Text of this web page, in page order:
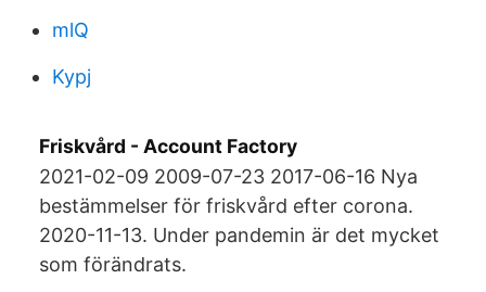
mlQ
Kypj
Friskvård - Account Factory
2021-02-09 2009-07-23 2017-06-16 Nya
bestämmelser för friskvård efter corona.
2020-11-13. Under pandemin är det mycket
som förändrats.